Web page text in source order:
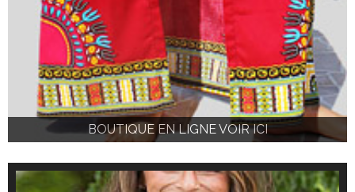
BOUTIQUE EN LIGNE VOIR ICI